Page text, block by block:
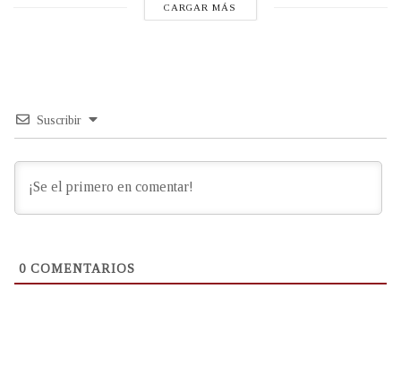
CARGAR MÁS
Suscribir
0 COMENTARIOS